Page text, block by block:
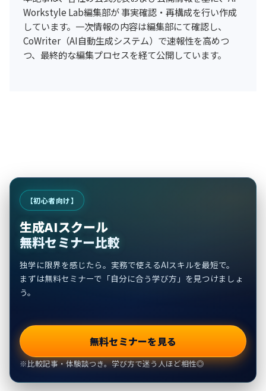
Workstyle Lab編集部が 事実確認・再構成を行い作成
しています。一次情報の内容は編集部にて確認し、
CoWriter（AI自動生成システム）で速報性を高めつ
つ、最終的な編集プロセスを経て公開しています。
【初心者向け】
生成AIスクール
無料セミナー比較
独学に限界を感じたら。実務で使えるAIスキルを最短で。
まずは無料セミナーで「自分に合う学び方」を見つけましょ
う。
無料セミナーを見る
※比較記事・体験談つき。学び方で迷う人ほど相性◎